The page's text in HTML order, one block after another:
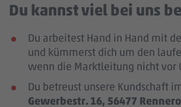
Du kannst viel bei uns
Du arbeitest Hand in Hand mit
und kümmerst dich um den
wenn die Marktleitung nicht vor
Du betreust unsere Kundschaft
Gewerbestr. 16, 56477